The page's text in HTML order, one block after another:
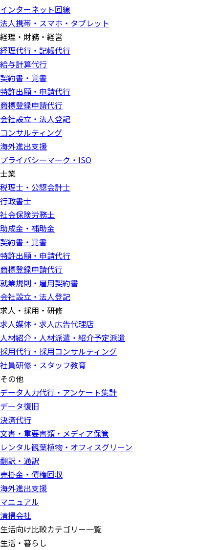
インターネット回線
法人携帯・スマホ・タブレット
経理・財務・経営
経理代行・記帳代行
給与計算代行
契約書・覚書
特許出願・申請代行
商標登録申請代行
会社設立・法人登記
コンサルティング
海外進出支援
プライバシーマーク・ISO
士業
税理士・公認会計士
行政書士
社会保険労務士
助成金・補助金
契約書・覚書
特許出願・申請代行
商標登録申請代行
就業規則・雇用契約書
会社設立・法人登記
求人・採用・研修
求人媒体・求人広告代理店
人材紹介・人材派遣・紹介予定派遣
採用代行・採用コンサルティング
社員研修・スタッフ教育
その他
データ入力代行・アンケート集計
データ復旧
決済代行
文書・重要書類・メディア保管
レンタル観葉植物・オフィスグリーン
翻訳・通訳
売掛金・債権回収
海外進出支援
マニュアル
清掃会社
生活向け比較カテゴリー一覧
生活・暮らし